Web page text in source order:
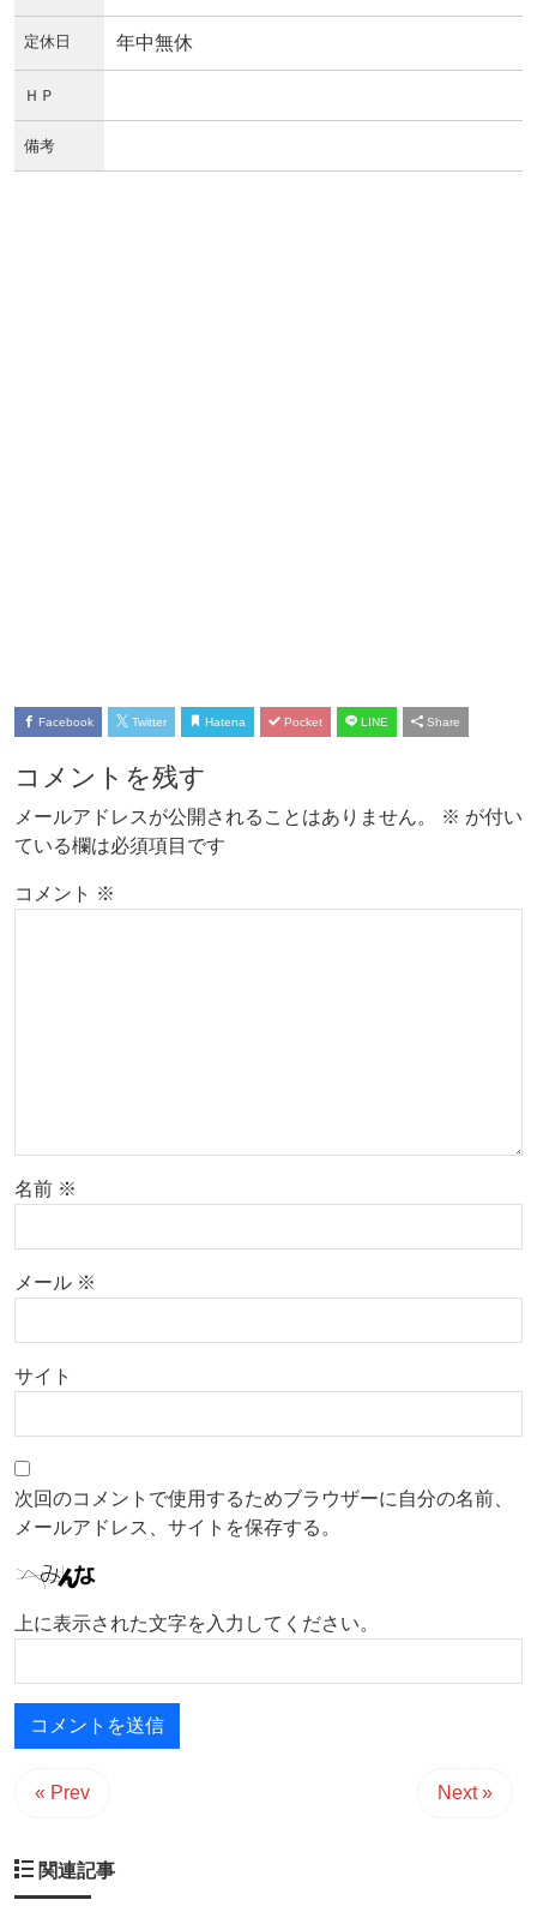
定休日 年中無休
ＨＰ
備考
Facebook Twitter Hatena Pocket LINE Share
コメントを残す
メールアドレスが公開されることはありません。 ※ が付い
ている欄は必須項目です
コメント ※
名前 ※
メール ※
サイト
次回のコメントで使用するためブラウザーに自分の名前、
メールアドレス、サイトを保存する。
上に表示された文字を入力してください。
« Prev Next »
関連記事